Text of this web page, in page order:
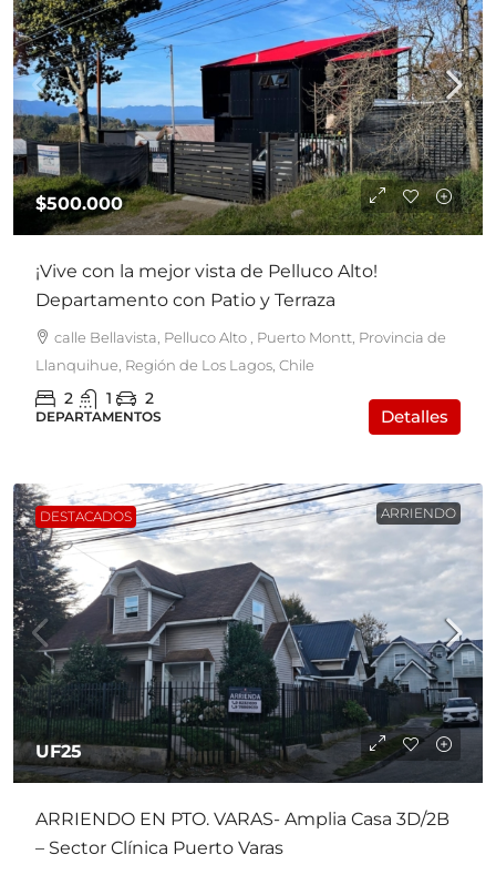
$500.000
¡Vive con la mejor vista de Pelluco Alto!
Departamento con Patio y Terraza
calle Bellavista, Pelluco Alto , Puerto Montt, Provincia de
Llanquihue, Región de Los Lagos, Chile
2 1 2
DEPARTAMENTOS Detalles
DESTACADOS ARRIENDO
UF25
ARRIENDO EN PTO. VARAS- Amplia Casa 3D/2B
– Sector Clínica Puerto Varas